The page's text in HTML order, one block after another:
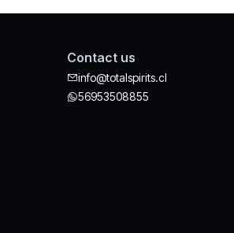
Contact us
info@totalspirits.cl
56953508855